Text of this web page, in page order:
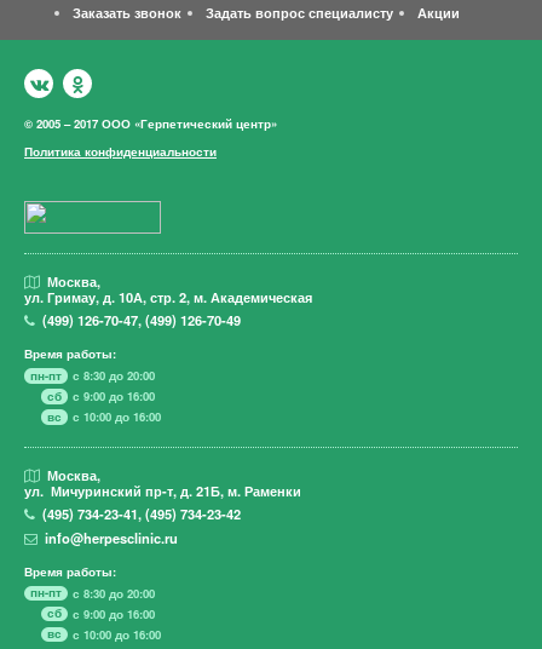
Заказать звонок
Задать вопрос специалисту Акции
© 2005 – 2017 ООО «Герпетический центр»
Политика конфиденциальности
Москва,
ул. Гримау, д. 10А, стр. 2, м. Академическая
(499)126-70-47,(499)126-70-49
Время работы:
пн-пт
с 8:30 до 20:00
сб
с 9:00 до 16:00
вс
с 10:00 до 16:00
Москва,
ул. Мичуринский пр-т, д. 21Б, м. Раменки
(495)734-23-41,(495)734-23-42
info@herpesclinic.ru
Время работы:
пн-пт
с 8:30 до 20:00
сб
с 9:00 до 16:00
вс
с 10:00 до 16:00